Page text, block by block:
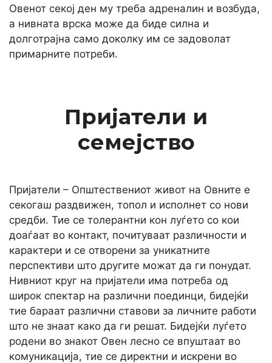
Овенот секој ден му треба адреналин и возбуда,
а нивната врска може да биде силна и
долготрајна само доколку им се задоволат
примарните потреби.
Пријатели и
семејство
Пријатели – Општествениот живот на Овните е
секогаш раздвижен, топол и исполнет со нови
средби. Тие се толерантни кон луѓето со кои
доаѓаат во контакт, почитуваат различности и
карактери и се отворени за уникатните
перспективи што другите можат да ги понудат.
Нивниот круг на пријатели има потреба од
широк спектар на различни поединци, бидејќи
тие бараат различни ставови за личните работи
што не знаат како да ги решат. Бидејќи луѓето
родени во знакот Овен лесно се впуштаат во
комуникација, тие се директни и искрени во